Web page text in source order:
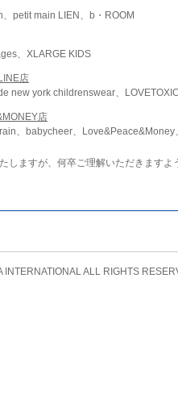
petit main LIEN、b・ROOM
、XLARGE KIDS
店
new york childrenswear、
店
、babycheer、
しますが、何卒ご理解いただきますよ